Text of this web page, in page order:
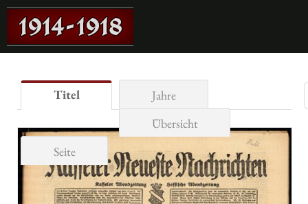
Titel
Jahre
Übersicht
Seite